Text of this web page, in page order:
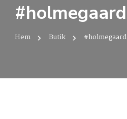
#holmegaard
Hem Butik #holmegaard